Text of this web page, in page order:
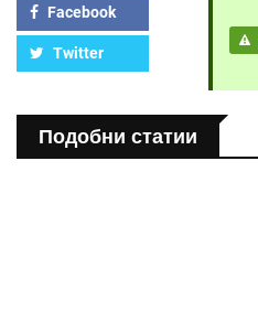
Facebook
Twitter
Подобни статии